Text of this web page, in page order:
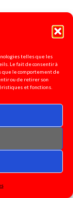
telles que les
Le fait de consentir à
que le comportement de
ou de retirer son
et fonctions.
ses décrets